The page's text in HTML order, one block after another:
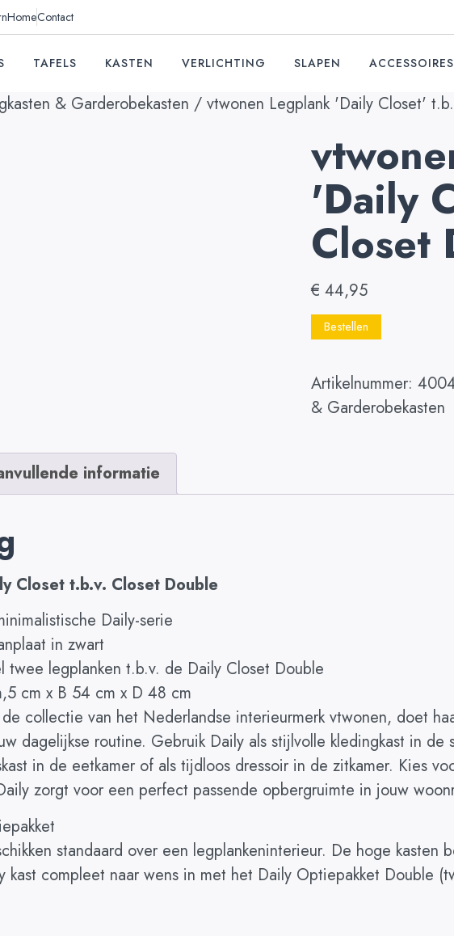
HomeContact
TAFELS KASTEN VERLICHTING SLAPEN ACCESSOIRES
& Garderobekasten / vtwonen Legplank 'Daily Closet'
'Daily
Closet
€ 44,95
Bestellen
Artikelnummer:
& Garderobekasten
informatie
Closet t.b.v. Closet Double
Daily-serie
in zwart
twee legplanken t.b.v. de Daily Closet Double
cm x B 54 cm x D 48 cm
collectie van het Nederlandse interieurmerk vtwonen, doet
dagelijkse routine. Gebruik Daily als stijlvolle kledingkast in de
in de eetkamer of als tijdloos dressoir in de zitkamer. Kies
zorgt voor een perfect passende opbergruimte in jouw
standaard over een legplankeninterieur. De hoge kasten
kast compleet naar wens in met het Daily Optiepakket Double